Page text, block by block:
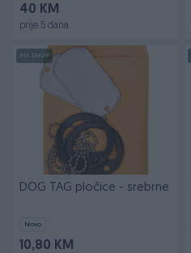
40 KM
prije 5 dana
PIK SHOP
DOG TAG pločice - srebrne
Novo
10,80 KM